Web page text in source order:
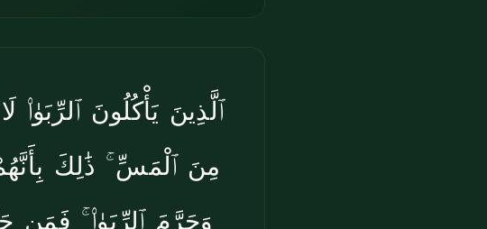
ٱلَّذِينَ يَأْكُلُونَ
مِنَ ٱلْمَسِّ ۚ ذَٰلِكَ بِأَنَّهُمْ
وَحَرَّمَ ٱلرِّبَوٰا۟ ۚ فَمَن